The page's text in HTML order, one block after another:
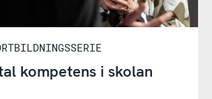
kompetens i skolan